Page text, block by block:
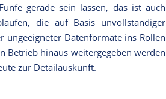
gerade sein lassen, das ist auch
die auf Basis unvollständiger
Datenformate ins Rollen
Betrieb hinaus weitergegeben werden
zur Detailauskunft.